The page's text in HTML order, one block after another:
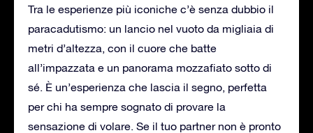
Tra le esperienze più iconiche c’è senza dubbio il
paracadutismo: un lancio nel vuoto da migliaia di
metri d’altezza, con il cuore che batte
all’impazzata e un panorama mozzafiato sotto di
sé. È un’esperienza che lascia il segno, perfetta
per chi ha sempre sognato di provare la
sensazione di volare. Se il tuo partner non è pronto